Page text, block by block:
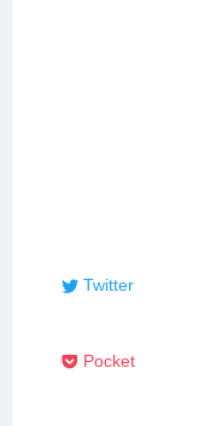
Twitter
Pocket